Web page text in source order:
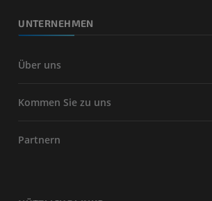
UNTERNEHMEN
Über uns
Kommen Sie zu uns
Partnern